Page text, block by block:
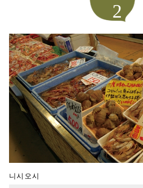
2
니시오시